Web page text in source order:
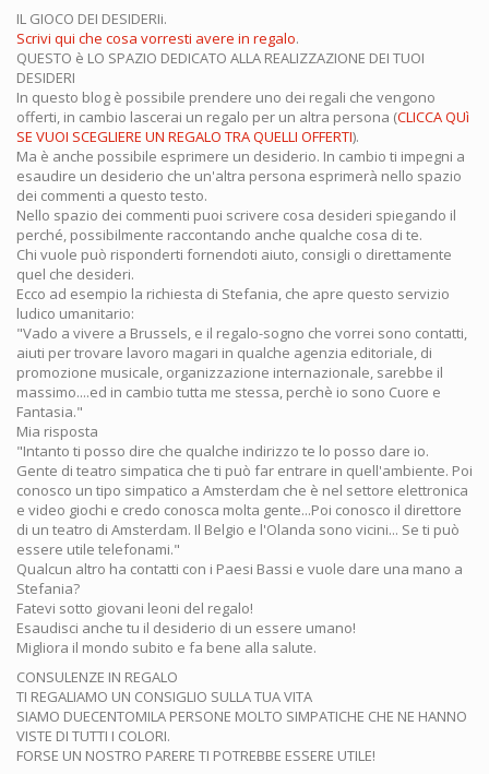
IL GIOCO DEI DESIDERIi.
Scrivi qui che cosa vorresti avere in regalo.
QUESTO è LO SPAZIO DEDICATO ALLA REALIZZAZIONE DEI TUOI
DESIDERI
In questo blog è possibile prendere uno dei regali che vengono
offerti, in cambio lascerai un regalo per un altra persona (CLICCA QUì
SE VUOI SCEGLIERE UN REGALO TRA QUELLI OFFERTI).
Ma è anche possibile esprimere un desiderio. In cambio ti impegni a
esaudire un desiderio che un'altra persona esprimerà nello spazio
dei commenti a questo testo.
Nello spazio dei commenti puoi scrivere cosa desideri spiegando il
perché, possibilmente raccontando anche qualche cosa di te.
Chi vuole può risponderti fornendoti aiuto, consigli o direttamente
quel che desideri.
Ecco ad esempio la richiesta di Stefania, che apre questo servizio
ludico umanitario:
"Vado a vivere a Brussels, e il regalo-sogno che vorrei sono contatti,
aiuti per trovare lavoro magari in qualche agenzia editoriale, di
promozione musicale, organizzazione internazionale, sarebbe il
massimo....ed in cambio tutta me stessa, perchè io sono Cuore e
Fantasia."
Mia risposta
"Intanto ti posso dire che qualche indirizzo te lo posso dare io.
Gente di teatro simpatica che ti può far entrare in quell'ambiente. Poi
conosco un tipo simpatico a Amsterdam che è nel settore elettronica
e video giochi e credo conosca molta gente...Poi conosco il direttore
di un teatro di Amsterdam. Il Belgio e l'Olanda sono vicini... Se ti può
essere utile telefonami."
Qualcun altro ha contatti con i Paesi Bassi e vuole dare una mano a
Stefania?
Fatevi sotto giovani leoni del regalo!
Esaudisci anche tu il desiderio di un essere umano!
Migliora il mondo subito e fa bene alla salute.
CONSULENZE IN REGALO
TI REGALIAMO UN CONSIGLIO SULLA TUA VITA
SIAMO DUECENTOMILA PERSONE MOLTO SIMPATICHE CHE NE HANNO
VISTE DI TUTTI I COLORI.
FORSE UN NOSTRO PARERE TI POTREBBE ESSERE UTILE!